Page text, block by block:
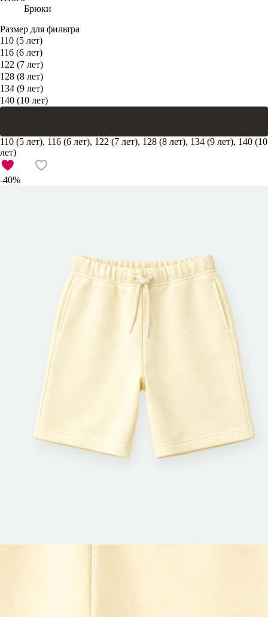
Брюки
Размер для фильтра
110 (5 лет)
116 (6 лет)
122 (7 лет)
128 (8 лет)
134 (9 лет)
140 (10 лет)
110 (5 лет), 116 (6 лет), 122 (7 лет), 128 (8 лет), 134 (9 лет), 140 (10
лет)
-40%